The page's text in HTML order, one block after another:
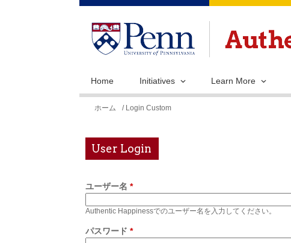
Home Initiatives Learn More
現
地
ホーム / Login Custom
User Login
ユーザー名 *
Authentic Happinessでのユーザー名を入力してください。
パスワード *